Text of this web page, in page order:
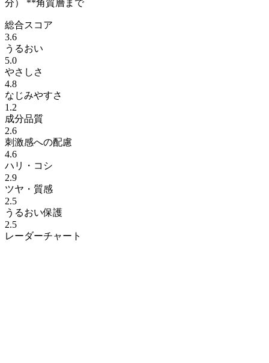
分） **角質層まで
総合スコア
3.6
うるおい
5.0
やさしさ
4.8
なじみやすさ
1.2
成分品質
2.6
刺激感への配慮
4.6
ハリ・コシ
2.9
ツヤ・質感
2.5
うるおい保護
2.5
レーダーチャート